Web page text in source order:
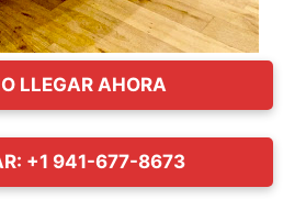
LLEGAR AHORA
+1 941-677-8673